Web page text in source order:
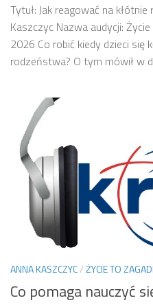
Tytuł: Jak reagować na
Kaszczyc Nazwa audycji:
2026 Co robić kiedy dzieci się
rodzeństwa? O tym mówił w
ANNA KASZCZYC/ŻYCIE TO
Co pomaga nauczyć